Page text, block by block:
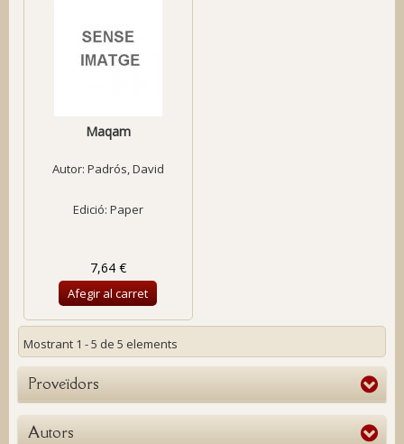
Maqam
Autor: Padrós, David
Edició: Paper
7,64 €
Afegir al carret
Mostrant 1 - 5 de 5 elements
Proveïdors
Autors